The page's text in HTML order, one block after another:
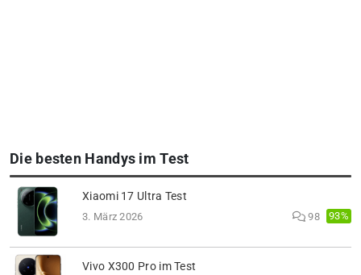
Die besten Handys im Test
Xiaomi 17 Ultra Test
3. März 2026 98 93%
Vivo X300 Pro im Test